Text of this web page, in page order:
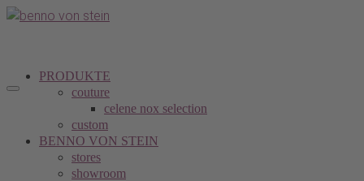
PRODUKTE
couture
celene nox selection
custom
BENNO VON STEIN
stores
showroom